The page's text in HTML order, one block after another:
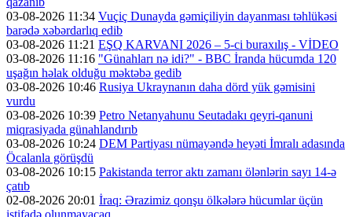
03-08-2026 11:34 Vuçiç Dunayda gəmiçiliyin dayanması təhlükəsi
barədə xəbərdarlıq edib
03-08-2026 11:21 EŞQ KARVANI 2026 – 5-ci buraxılış - VİDEO
03-08-2026 11:16 "Günahları nə idi?" - BBC İranda hücumda 120
uşağın həlak olduğu məktəbə gedib
03-08-2026 10:46 Rusiya Ukraynanın daha dörd yük gəmisini
vurdu
03-08-2026 10:39 Petro Netanyahunu Seutadakı qeyri-qanuni
miqrasiyada günahlandırıb
03-08-2026 10:24 DEM Partiyası nümayəndə heyəti İmralı adasında
Öcalanla görüşdü
03-08-2026 10:15 Pakistanda terror aktı zamanı ölənlərin sayı 14-ə
çatıb
02-08-2026 20:01 İraq: Ərazimiz qonşu ölkələrə hücumlar üçün
istifadə olunmayacaq